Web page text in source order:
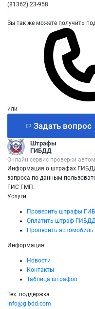
(81362) 23-958
-
Вы так же можете получить
или
Задать вопрос
Штрафы
ГИБДД
Онлайн сервис проверки
Информация о штрафах
запроса по данным
ГИС ГМП.
Услуги
Проверить штрафы
Оплатить штраф
Проверить автомобиль
Информация
Новости
Контакты
Таблица штрафов
Тех. поддержка
info@gibdd.com